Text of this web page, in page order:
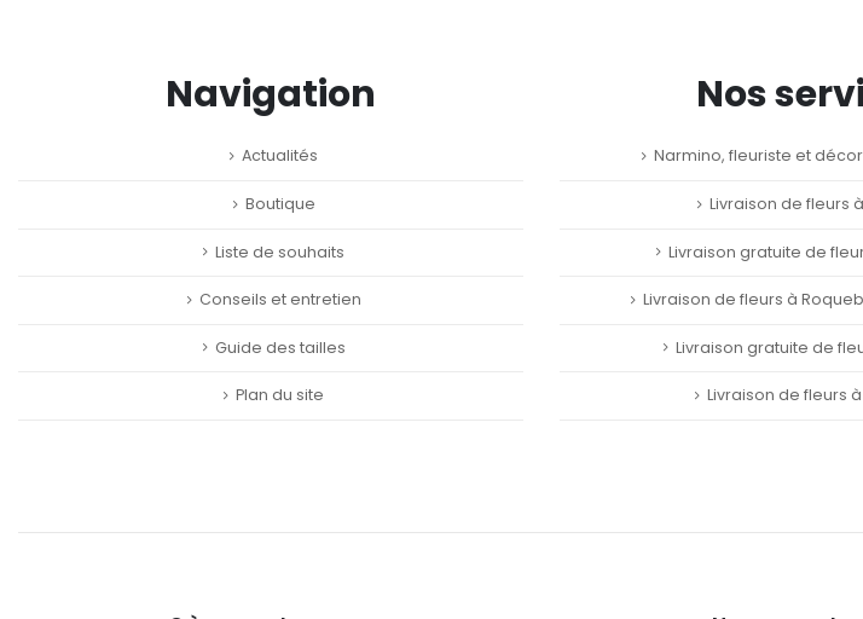
Navigation
Actualités
Boutique
Liste de souhaits
Conseils et entretien
Guide des tailles
Plan du site
Nos
Narmino, fleuriste et
Livraison de fleurs
Livraison gratuite de
Livraison de fleurs à
Livraison gratuite de
Livraison de fleurs